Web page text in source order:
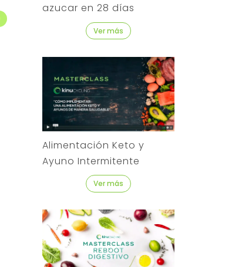
azucar en 28 días
Ver más
Alimentación Keto y
Ayuno Intermitente
Ver más